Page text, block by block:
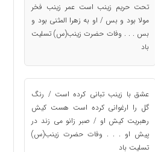
تحت حریم زینب است عمر زینب فخر
مولا بود و بس / او به زهرا المثنی بود و
بس . . . وفات حضرت زینب(س) تسلیت
باد
عشق با زینب تبانی کرده است / رنگ
گل را ارغوانی کرده است هست کیش
رهبریت کیش او / صبر زانو می زند در
پیش او . . . وفات حضرت زینب(س)
تسلیت باد